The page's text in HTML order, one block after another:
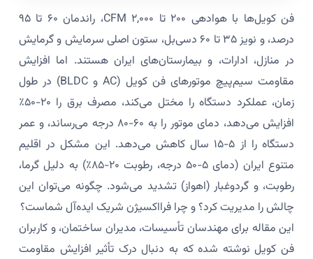
فن کویل‌ها با هوادهی ۲۰۰ تا ۲,۰۰۰ CFM، راندمان ۶۰ تا ۹۵
درصد، و نویز ۳۵ تا ۶۰ دسی‌بل، ستون اصلی سرمایش و گرمایش
در منازل، ادارات، و بیمارستان‌های ایران هستند. اما افزایش
مقاومت سیم‌پیچ موتورهای فن کویل (AC و BLDC) در طول
زمان، عملکرد دستگاه را مختل می‌کند، مصرف برق را ۲۰-۵۰٪
افزایش می‌دهد، دمای موتور را به ۶۰-۸۰ درجه می‌رساند، و عمر
دستگاه را از ۵-۱۵ سال کاهش می‌دهد. این مشکل در اقلیم
متنوع ایران (دمای ۵-۵۰ درجه، رطوبت ۲۰-۸۵٪) به دلیل گرما،
رطوبت، و گردوغبار (اهواز) تشدید می‌شود. چگونه می‌توان این
چالش را مدیریت کرد؟ و چرا فرااکسیژن شریک ایده‌آل شماست؟
این مقاله برای مهندسان تأسیسات، مدیران ساختمان، و کاربران
فن کویل نوشته شده که به دنبال درک تأثیر افزایش مقاومت